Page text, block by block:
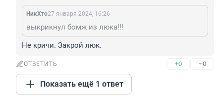
НикХто27 января 2024, 16:26
выкрикнул бомж из люка!!!
Не кричи. Закрой люк.
ОТВЕТИТЬ +0 –0
Показать ещё 1 ответ